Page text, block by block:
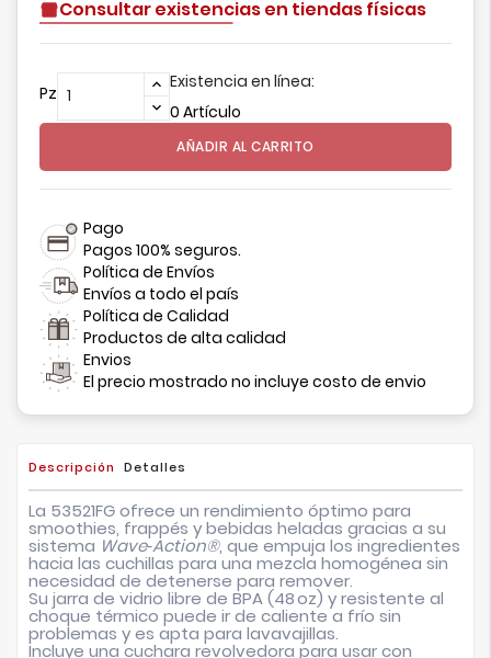
Consultar existencias en tiendas físicas
Pz
Existencia en línea:
0 Artículo
AÑADIR AL CARRITO
Pago
Pagos 100% seguros.
Política de Envíos
Envíos a todo el país
Política de Calidad
Productos de alta calidad
Envios
El precio mostrado no incluye costo de envio
Descripción Detalles
La 53521FGofrece un rendimiento óptimo para
smoothies, frappés y bebidas heladas gracias a su
sistema Wave‑Action®, que empuja los ingredientes
hacia las cuchillas para una mezcla homogénea sin
necesidad de detenerse para remover.
Su jarra de vidrio libre de BPA (48 oz) y resistente al
choque térmico puede ir de caliente a frío sin
problemas y es apta para lavavajillas.
Incluye una cuchara revolvedora para usar con